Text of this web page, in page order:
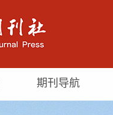
期刊导航